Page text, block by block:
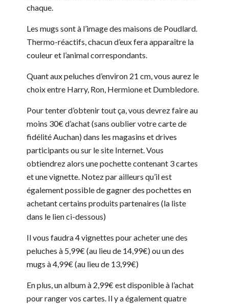
chaque.
Les mugs sont à l’image des maisons de Poudlard.
Thermo-réactifs, chacun d’eux fera apparaître la
couleur et l’animal correspondants.
Quant aux peluches d’environ 21 cm, vous aurez le
choix entre Harry, Ron, Hermione et Dumbledore.
Pour tenter d’obtenir tout ça, vous devrez faire au
moins 30€ d’achat (sans oublier votre carte de
fidélité Auchan) dans les magasins et drives
participants ou sur le site Internet. Vous
obtiendrez alors une pochette contenant 3 cartes
et une vignette. Notez par ailleurs qu’il est
également possible de gagner des pochettes en
achetant certains produits partenaires (la liste
dans le lien ci-dessous)
Il vous faudra 4 vignettes pour acheter une des
peluches à 5,99€ (au lieu de 14,99€) ou un des
mugs à 4,99€ (au lieu de 13,99€)
En plus, un album à 2,99€ est disponible à l’achat
pour ranger vos cartes. Il y a également quatre